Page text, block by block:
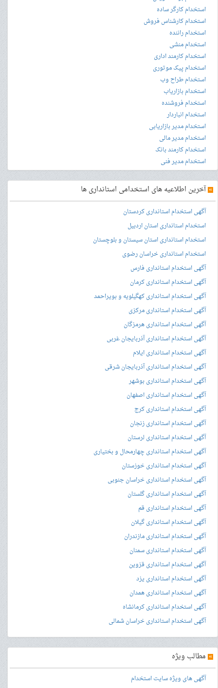
استخدام کارگر ساده
استخدام کارشناس فروش
استخدام راننده
استخدام منشی
استخدام کارمند اداری
استخدام پیک موتوری
استخدام طراح وب
استخدام بازاریاب
استخدام فروشنده
استخدام انباردار
استخدام مدیر بازاریابی
استخدام مدیر مالی
استخدام کارمند بانک
استخدام مدیر فنی
»آخرین اطلاعیه های استخدامی استانداری ها
آگهی استخدام استانداری کردستان
استخدام استانداری استان اردبیل
استخدام استانداری استان سیستان و بلوچستان
استخدام استانداری خراسان رضوی
آگهی استخدام استانداری فارس
آگهی استخدام استانداری کرمان
آگهی استخدام استانداری کهگیلویه و بویراحمد
آگهی استخدام استانداری مرکزی
آگهی استخدام استانداری هرمزگان
آگهی استخدام استانداری آذربایجان غربی
آگهی استخدام استانداری ایلام
آگهی استخدام استانداری آذربایجان شرقی
آگهی استخدام استانداری بوشهر
آگهی استخدام استانداری اصفهان
آگهی استخدام استانداری کرج
آگهی استخدام استانداری زنجان
آگهی استخدام استانداری لرستان
آگهی استخدام استانداری چهارمحال و بختیاری
آگهی استخدام استانداری خوزستان
آگهی استخدام استانداری خراسان جنوبی
آگهی استخدام استانداری گلستان
آگهی استخدام استانداری قم
آگهی استخدام استانداری گیلان
آگهی استخدام استانداری مازندران
آگهی استخدام استانداری سمنان
آگهی استخدام استانداری قزوین
آگهی استخدام استانداری یزد
آگهی استخدام استانداری همدان
آگهی استخدام استانداری کرمانشاه
آگهی استخدام استانداری خراسان شمالی
» مطالب ویژه
آگهی های ویژه سایت استخدام